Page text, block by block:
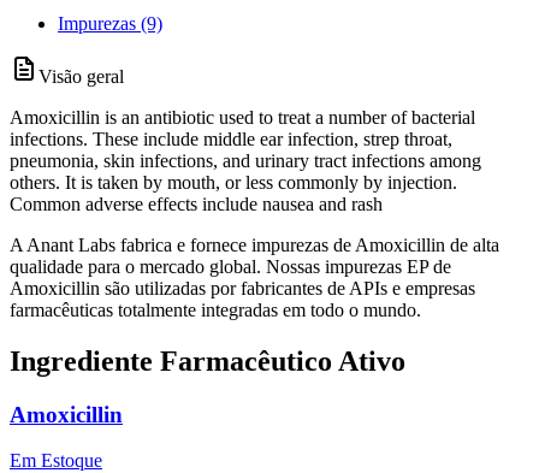
Impurezas (9)
Visão geral
Amoxicillin is an antibiotic used to treat a number of bacterial
infections. These include middle ear infection, strep throat,
pneumonia, skin infections, and urinary tract infections among
others. It is taken by mouth, or less commonly by injection.
Common adverse effects include nausea and rash
A Anant Labs fabrica e fornece impurezas de Amoxicillin de alta
qualidade para o mercado global. Nossas impurezas EP de
Amoxicillin são utilizadas por fabricantes de APIs e empresas
farmacêuticas totalmente integradas em todo o mundo.
Ingrediente Farmacêutico Ativo
Amoxicillin
Em Estoque